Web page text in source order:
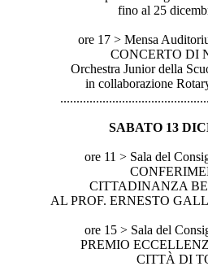
fino al 25
ore 17 > Mensa
CONCERTO DI
Orchestra Junior della
in collaborazione
..............................
SABATO 13
ore 11 > Sala del
CITTADINANZA
AL PROF. ERNESTO
ore 15 > Sala del
PREMIO
CITTÀ DI